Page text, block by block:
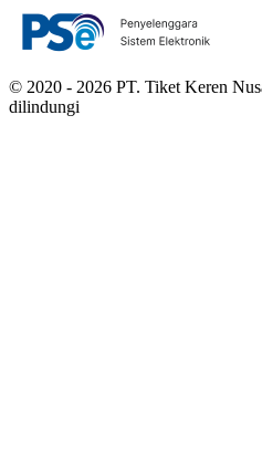
© 2020 - 2026 PT. Tiket Keren
dilindungi